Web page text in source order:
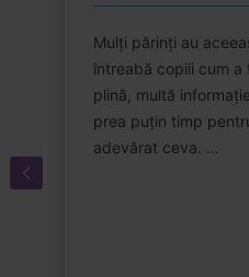
Mulți părinți au
întreabă copiii cum a
plină, multă
prea puțin timp
adevărat ceva. …